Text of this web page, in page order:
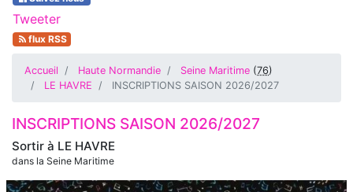
Tweeter
flux RSS
Accueil Haute Normandie Seine Maritime (76)
LE HAVRE
INSCRIPTIONS SAISON 2026/2027
Sortir à LE HAVRE
dans la Seine Maritime
INSCRIPTIONS SAISON 2026/2027